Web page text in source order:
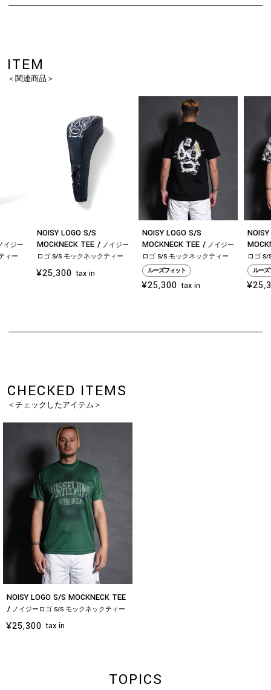
お買い物を続ける カートへ進む
ITEM
＜関連商品＞
イジー
ィー
NOISY LOGO S/S
MOCKNECK TEE
ノイジー
ロゴ S/S モックネックティー
¥25,300 tax in
NOISY LOGO S/S
MOCKNECK TEE
ノイジー
ロゴ S/S モックネックティー
ルーズフィット
¥25,300 tax in
ロゴ
ルーズ
CHECKED ITEMS
＜チェックしたアイテム＞
NOISY LOGO S/S MOCKNECK TEE
ノイジーロゴ S/S モックネックティー
¥25,300 tax in
TOPICS